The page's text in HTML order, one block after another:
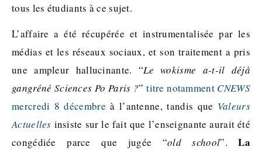
tous les étudiants à ce sujet.
L’affaire a été récupérée et instrumentalisée par les
médias et les réseaux sociaux, et son traitement a pris
une ampleur hallucinante. “Le wokisme a-t-il déjà
gangréné Sciences Po Paris ?”titre notamment CNEWS
mercredi 8 décembre à l’antenne, tandis que Valeurs
Actuelles insiste sur le fait que l’enseignante aurait été
congédiée parce que jugée “old school”.La